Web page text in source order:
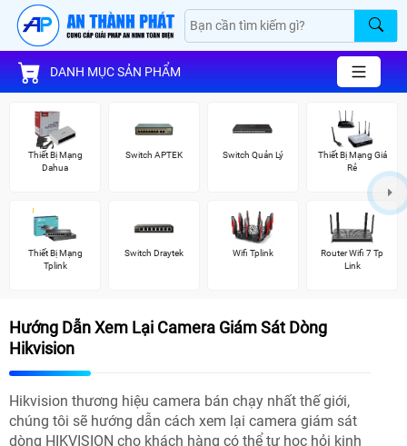
DANH MỤC SẢN PHẨM
Thiết Bị Mạng
Dahua
Switch APTEK Switch Quản Lý
Thiết Bị Mạng Giá
Rẻ
Thiết Bị Mạng
Tplink
Switch Draytek Wifi Tplink
Router Wifi 7 Tp
Link
Hướng Dẫn Xem Lại Camera Giám Sát Dòng
Hikvision
Hikvision thương hiệu camera bán chạy nhất thế giới,
chúng tôi sẽ hướng dẫn cách xem lại camera giám sát
dòng HIKVISION cho khách hàng có thể tự học hỏi kinh